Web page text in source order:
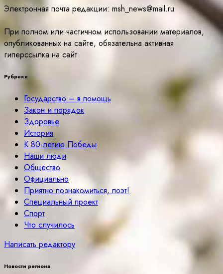
Электронная почта редакции: msh_news@mail.ru
При полном или частичном использовании материалов,
опубликованных на сайте, обязательна активная
гиперссылка на сайт
Рубрики
Государство – в помощь
Закон и порядок
Здоровье
История
К 80-летию Победы
Наши люди
Общество
Официально
Приятно познакомиться, поэт!
Специальный проект
Спорт
Что случилось
Написать редактору
Новости региона